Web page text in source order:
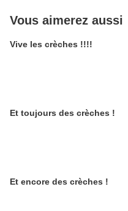
Vous aimerez aussi
Vive les crèches !!!!
Et toujours des crèches !
Et encore des crèches !